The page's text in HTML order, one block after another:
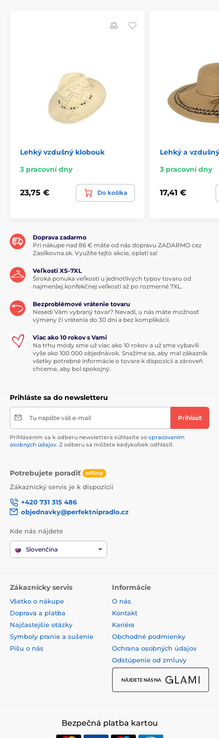
Lehký vzdušný klobouk
3 pracovní dny
23,75 € Do košíka
Lehký a
3 pracovní dny
17,41 €
Doprava zadarmo
Pri nákupe nad 86 € máte od nás dopravu ZADARMO cez
Zasilkovna.sk. Využite tejto akcie, oplatí sa!
Veľkosti XS-7XL
Široká ponuka veľkostí u jednotlivých typov tovaru od
najmenšej konfekčnej veľkosti až po rozmerné 7XL.
Bezproblémové vrátenie tovaru
Nesedí Vám vybraný tovar? Nevadí, u nás máte možnosť
výmeny či vrátenia do 30 dní a bez komplikácií.
Viac ako 10 rokov s Vami
Na trhu módy sme už viac ako 10 rokov a už sme vybavili
vyše ako 100 000 objednávok. Snažíme sa, aby mal zákazník
všetky potrebné informácie o tovare k dispozícii a zároveň
chceme, aby bol spokojný.
Prihláste sa do newsletteru
Tu napíšte váš e-mail Prihlásiť
Prihlásením sa k odberu newslettera súhlasíte so spracovaním
osobných údajov. Z odberu sa môžete kedykoľvek odhlásiť.
Potrebujete poradiť offline
Zákaznický servis je k dispozícii
+420 731 315 486
objednavky@perfektnipradlo.cz
Kde nás nájdete
Slovenčina
Zákaznícky servis
Všetko o nákupe
Doprava a platba
Najčastejšie otázky
Symboly pranie a sušenie
Píšu o nás
Informácie
O nás
Kontakt
Kariéra
Obchodné podmienky
Ochrana osobných údajov
Odstúpenie od zmluvy
Bezpečná platba kartou